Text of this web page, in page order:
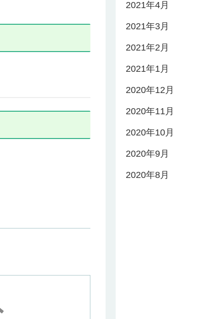
2021年4月
2021年3月
2021年2月
2021年1月
2020年12月
2020年11月
2020年10月
2020年9月
2020年8月